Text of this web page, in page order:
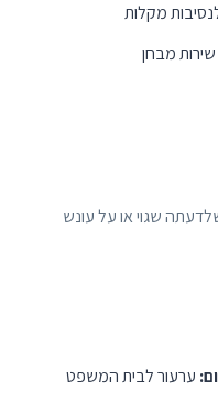
מקלות
מבחן
שגוי או על עונש
ערעור לבית המשפט